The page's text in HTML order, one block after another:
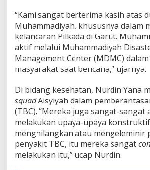
“Kami sangat berterima kasih atas
Muhammadiyah, khususnya dalam
kelancaran Pilkada di Garut.
aktif melalui Muhammadiyah
Management Center (MDMC)
masyarakat saat bencana,” ujarnya.
Di bidang kesehatan, Nurdin Yana
squadAisyiyah dalam
(TBC). “Mereka juga sangat-sangat
melakukan upaya-upaya
menghilangkan atau mengeleminir
penyakit TBC, itu mereka sangat
melakukan itu,” ucap Nurdin.